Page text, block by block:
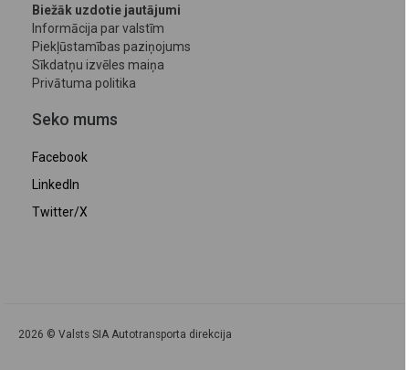
Biežāk uzdotie jautājumi
Informācija par valstīm
Piekļūstamības paziņojums
Sīkdatņu izvēles maiņa
Privātuma politika
Seko mums
Facebook
LinkedIn
Twitter/X
2026 © Valsts SIA Autotransporta direkcija